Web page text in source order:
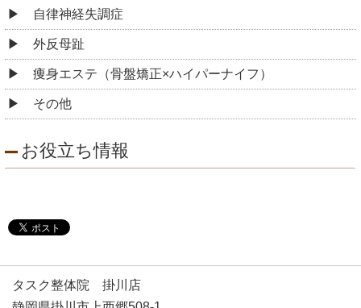
自律神経失調症
外反母趾
痩身エステ（骨盤矯正×ハイパーナイフ）
その他
お役立ち情報
タスク整体院 掛川店